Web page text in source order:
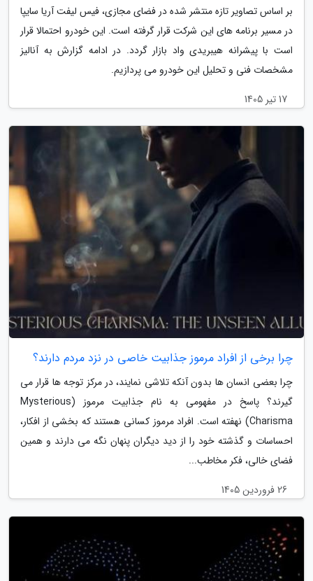
بر اساس تصاویر تازه منتشر شده در فضای مجازی، فیس لیفت آریا سایپا
در مسیر برنامه های این شرکت قرار گرفته است. این خودرو احتمالا قرار
است با پیشرانه هیبریدی واد بازار گردد. در ادامه گزارش به آنالیز
مشخصات فنی و تحلیل این خودرو می پردازیم.
17 تیر 1405
چرا برخی از افراد مرموز جذابیت خاصی در نزد مردم دارند؟
چرا بعضی انسان ها بدون آنکه تلاشی نمایند، در مرکز توجه ها قرار می
گیرند؟ پاسخ در مفهومی به نام جذابیت مرموز (Mysterious
Charisma) نهفته است. افراد مرموز کسانی هستند که بخشی از افکار،
احساسات و گذشته خود را از دید دیگران پنهان نگه می دارند و همین
فضای خالی، فکر مخاطب...
26 فروردین 1405